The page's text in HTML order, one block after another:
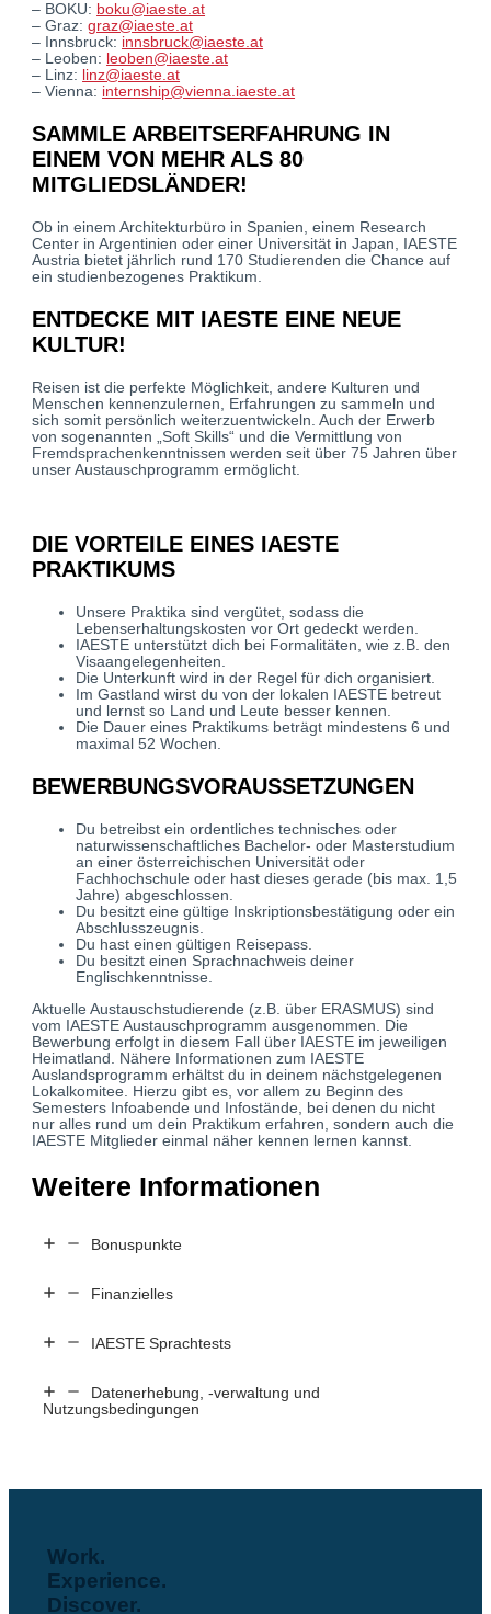
– BOKU: boku@iaeste.at
– Graz:graz@iaeste.at
– Innsbruck: innsbruck@iaeste.at
– Leoben: leoben@iaeste.at
– Linz: linz@iaeste.at
– Vienna: internship@vienna.iaeste.at
SAMMLE ARBEITSERFAHRUNG IN
EINEM VON MEHR ALS 80
MITGLIEDSLÄNDER!
Ob in einem Architekturbüro in Spanien, einem Research
Center in Argentinien oder einer Universität in Japan, IAESTE
Austria bietet jährlich rund 170 Studierenden die Chance auf
ein studienbezogenes Praktikum.
ENTDECKE MIT IAESTE EINE NEUE
KULTUR!
Reisen ist die perfekte Möglichkeit, andere Kulturen und
Menschen kennenzulernen, Erfahrungen zu sammeln und
sich somit persönlich weiterzuentwickeln. Auch der Erwerb
von sogenannten „Soft Skills“ und die Vermittlung von
Fremdsprachenkenntnissen werden seit über 75 Jahren über
unser Austauschprogramm ermöglicht.
DIE VORTEILE EINES IAESTE
PRAKTIKUMS
Unsere Praktika sind vergütet, sodass die
Lebenserhaltungskosten vor Ort gedeckt werden.
IAESTE unterstützt dich bei Formalitäten, wie z.B. den
Visaangelegenheiten.
Die Unterkunft wird in der Regel für dich organisiert.
Im Gastland wirst du von der lokalen IAESTE betreut
und lernst so Land und Leute besser kennen.
Die Dauer eines Praktikums beträgt mindestens 6 und
maximal 52 Wochen.
BEWERBUNGSVORAUSSETZUNGEN
Du betreibst ein ordentliches technisches oder
naturwissenschaftliches Bachelor- oder Masterstudium
an einer österreichischen Universität oder
Fachhochschule oder hast dieses gerade (bis max. 1,5
Jahre) abgeschlossen.
Du besitzt eine gültige Inskriptionsbestätigung oder ein
Abschlusszeugnis.
Du hast einen gültigen Reisepass.
Du besitzt einen Sprachnachweis deiner
Englischkenntnisse.
Aktuelle Austauschstudierende (z.B. über ERASMUS) sind
vom IAESTE Austauschprogramm ausgenommen. Die
Bewerbung erfolgt in diesem Fall über IAESTE im jeweiligen
Heimatland. Nähere Informationen zum IAESTE
Auslandsprogramm erhältst du in deinem nächstgelegenen
Lokalkomitee. Hierzu gibt es, vor allem zu Beginn des
Semesters Infoabende und Infostände, bei denen du nicht
nur alles rund um dein Praktikum erfahren, sondern auch die
IAESTE Mitglieder einmal näher kennen lernen kannst.
Weitere Informationen
Bonuspunkte
Finanzielles
IAESTE Sprachtests
Datenerhebung, -verwaltung und
Nutzungsbedingungen
Work.
Experience.
Discover.